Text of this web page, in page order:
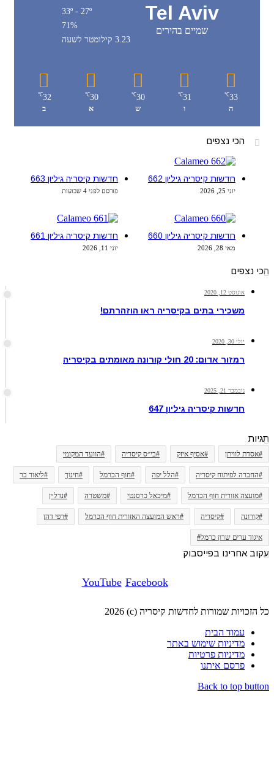
Tel Aviv
שמיים בהירים
33º - 27º
71%
3.23 קילומטר לשעה
33
℃
ה
31
℃
ו
30
℃
ש
30
℃
א
32
℃
ב
הכי נצפים
חדשות קיסריה גיליון 663
פורסם לפני 4 שבועות
חדשות קיסריה גיליון 662
יוני 25, 2026
חדשות קיסריה גיליון 661
יוני 11, 2026
חדשות קיסריה גיליון 660
מאי 28, 2026
הכי נצפים
אוגוסט 12, 2020
משכירי בתים בקיסריה ראו הוזהרתם!
יולי 30, 2020
רמזור אדום: 20 חולי קורונה מאומתים בקיסריה
נובמבר 21, 2025
חדשות קיסריה גיליון 647
תגיות
#אסדת לוויתן #אסיף איזק #בי״ס קיסריה #הוועד המקומי
#החברה לפיתוח קיסריה #הלל יפה #חוף הכרמל #חינוך #ליאור בר
#מועצה אזורית חוף הכרמל #מיכאל כרסנטי #משטרה #נדל״ן
#קורונה #קיסריה #ראש המועצה האזורית חוף הכרמל #רפי דהן
איגוד ערים שרון כרמל#
עקוב אחרינו בפייסבוק
Facebook
YouTube
כל הזכויות שמורות לחדשות קיסריה (c) 2026
עמוד הבית
מדיניות שימוש באתר
מדיניות פרטיות
פרסם איתנו
Back to top button